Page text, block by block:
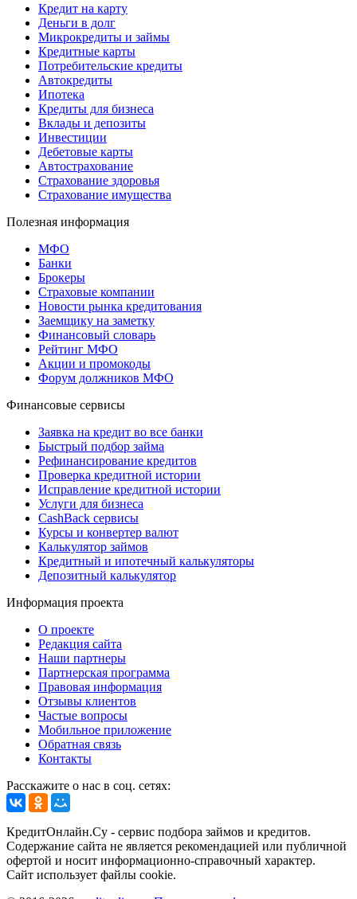
Кредит на карту
Деньги в долг
Микрокредиты и займы
Кредитные карты
Потребительские кредиты
Автокредиты
Ипотека
Кредиты для бизнеса
Вклады и депозиты
Инвестиции
Дебетовые карты
Автострахование
Страхование здоровья
Страхование имущества
Полезная информация
МФО
Банки
Брокеры
Страховые компании
Новости рынка кредитования
Заемщику на заметку
Финансовый словарь
Рейтинг МФО
Акции и промокоды
Форум должников МФО
Финансовые сервисы
Заявка на кредит во все банки
Быстрый подбор займа
Рефинансирование кредитов
Проверка кредитной истории
Исправление кредитной истории
Услуги для бизнеса
CashBack сервисы
Курсы и конвертер валют
Калькулятор займов
Кредитный и ипотечный калькуляторы
Депозитный калькулятор
Информация проекта
О проекте
Редакция сайта
Наши партнеры
Партнерская программа
Правовая информация
Отзывы клиентов
Частые вопросы
Мобильное приложение
Обратная связь
Контакты
Расскажите о нас в соц. сетях:
КредитОнлайн.Су - сервис подбора займов и кредитов.
Содержание сайта не является рекомендацией или публичной
офертой и носит информационно-справочный характер.
Сайт использует файлы cookie.